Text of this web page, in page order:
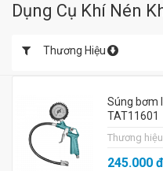
Dụng Cụ Khí Nén
Thương Hiệu
Súng bơm
TAT11601
Thương
245.000đ